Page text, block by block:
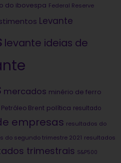
do ibovespa Federal Reserve
Levante
levante ideias de
mercados minério de ferro
Petróleo Brent política resultado
empresas resultados do
do segundo trimestre 2021 resultados
trimestrais S&P500